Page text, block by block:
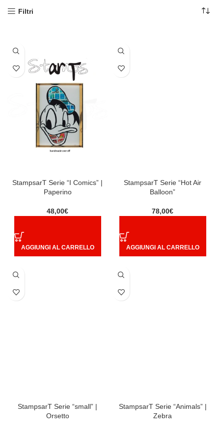
Filtri
StampsarT Serie “I Comics” |
Paperino
48,00€
AGGIUNGI AL CARRELLO
StampsarT Serie “Hot Air
Balloon”
78,00€
AGGIUNGI AL CARRELLO
StampsarT Serie “small” |
Orsetto
StampsarT Serie “Animals” |
Zebra